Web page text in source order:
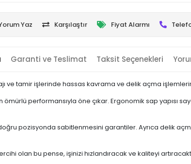
Yaz Karşılaştır Fiyat Alarmı
Garanti ve Teslimat Taksit Seçenekleri
ve tamir işlerinde hassas kavrama ve delik açma
ömürlü performansıyla öne çıkar. Ergonomik sap yapısı
pozisyonda sabitlenmesini garantiler. Ayrıca delik
olan bu pense, işinizi hızlandıracak ve kaliteyi